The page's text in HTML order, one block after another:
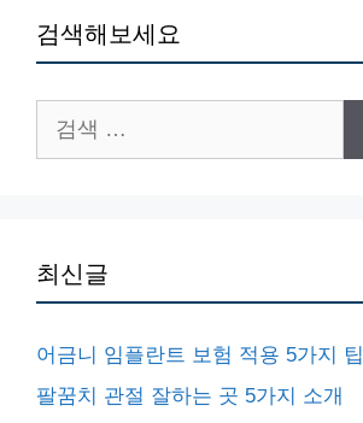
검색해보세요
색:
최신글
어금니 임플란트 보험 적용 5가지 팁
팔꿈치 관절 잘하는 곳 5가지 소개